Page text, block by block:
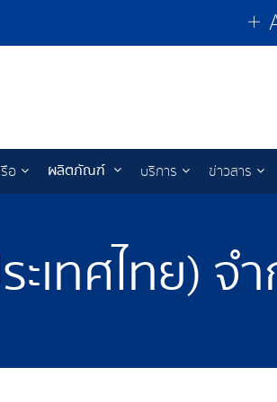
อ ผลิตภัณฑ์ บริการ ข่าวสาร
เทศไทย) จ